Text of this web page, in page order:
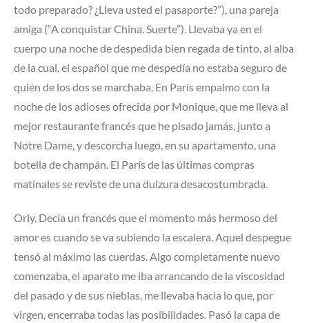
todo preparado? ¿Lleva usted el pasaporte?”), una pareja
amiga (“A conquistar China. Suerte”). Llevaba ya en el
cuerpo una noche de despedida bien regada de tinto, al alba
de la cual, el español que me despedía no estaba seguro de
quién de los dos se marchaba. En París empalmo con la
noche de los adioses ofrecida por Monique, que me lleva al
mejor restaurante francés que he pisado jamás, junto a
Notre Dame, y descorcha luego, en su apartamento, una
botella de champán. El París de las últimas compras
matinales se reviste de una dulzura desacostumbrada.
Orly. Decía un francés que el momento más hermoso del
amor es cuando se va subiendo la escalera. Aquel despegue
tensó al máximo las cuerdas. Algo completamente nuevo
comenzaba, el aparato me iba arrancando de la viscosidad
del pasado y de sus nieblas, me llevaba hacia lo que, por
virgen, encerraba todas las posibilidades. Pasó la capa de